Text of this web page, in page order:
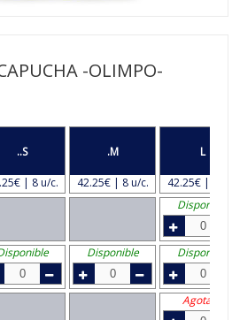
-OLIMPO-
..S
| 8 u/c.
.M
42.25€ | 8 u/c.
L
42.25€ | 8
Disponible
Disponible Disponible
Agotado